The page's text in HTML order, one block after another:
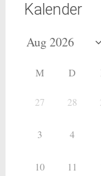
Kalender
M D
27 28
3 4
10 11